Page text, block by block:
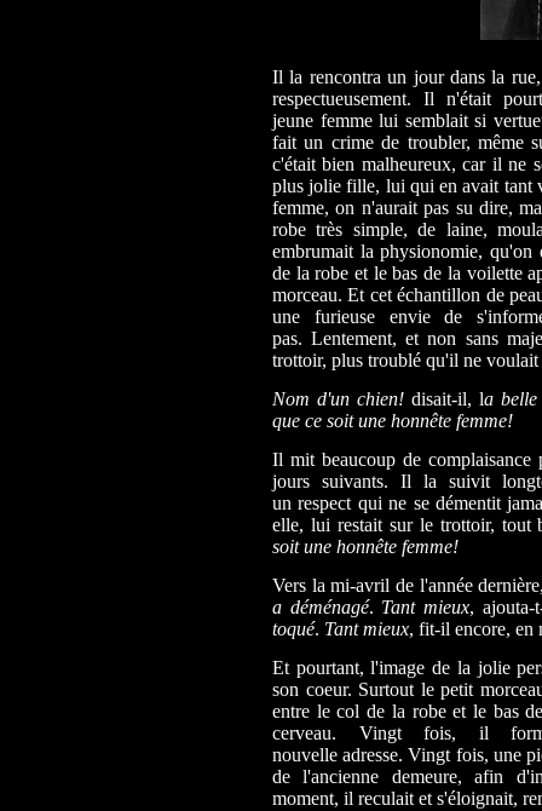
Il la rencontra un jour dans la
respectueusement. Il n'était
jeune femme lui semblait si
fait un crime de troubler, même
c'était bien malheureux, car il ne
plus jolie fille, lui qui en avait tant
femme, on n'aurait pas su dire,
robe très simple, de laine,
embrumait la physionomie,
de la robe et le bas de la voilette
morceau. Et cet échantillon de
une furieuse envie de
pas. Lentement, et non sans
trottoir, plus troublé qu'il ne voulait
Nom d'un chien! disait-il, la
que ce soit une honnête femme!
Il mit beaucoup de complaisance
jours suivants. Il la suivit
un respect qui ne se démentit
elle, lui restait sur le trottoir, tout
soit une honnête femme!
Vers la mi-avril de l'année
a déménagé. Tant mieux,
toqué. Tant mieux, fit-il encore, en
Et pourtant, l'image de la jolie
son coeur. Surtout le petit
entre le col de la robe et le bas
cerveau. Vingt fois, il
nouvelle adresse. Vingt fois, une
de l'ancienne demeure, afin
moment, il reculait et s'éloignait,